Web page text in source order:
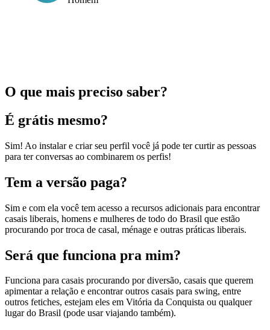
O que mais preciso saber?
É grátis mesmo?
Sim! Ao instalar e criar seu perfil você já pode ter curtir as pessoas
para ter conversas ao combinarem os perfis!
Tem a versão paga?
Sim e com ela você tem acesso a recursos adicionais para encontrar
casais liberais, homens e mulheres de todo do Brasil que estão
procurando por troca de casal, ménage e outras práticas liberais.
Será que funciona pra mim?
Funciona para casais procurando por diversão, casais que querem
apimentar a relação e encontrar outros casais para swing, entre
outros fetiches, estejam eles em Vitória da Conquista ou qualquer
lugar do Brasil (pode usar viajando também).